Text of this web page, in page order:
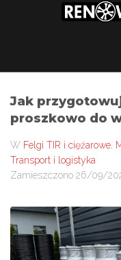
Jak
proszkowo do
W Felgi TIR i ciężarowe
Transport i logistyka
Zamieszczono 26/09/